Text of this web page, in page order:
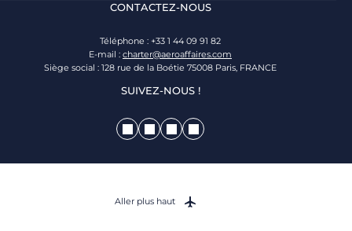
CONTACTEZ-NOUS
Téléphone : +33 1 44 09 91 82
E-mail : charter@aeroaffaires.com
Siège social : 128 rue de la Boétie 75008 Paris, FRANCE
SUIVEZ-NOUS !
Aller plus haut